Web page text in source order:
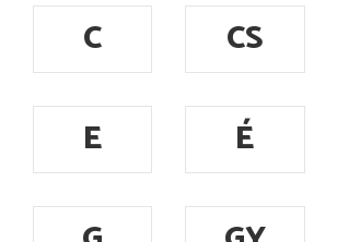
C
CS
E
É